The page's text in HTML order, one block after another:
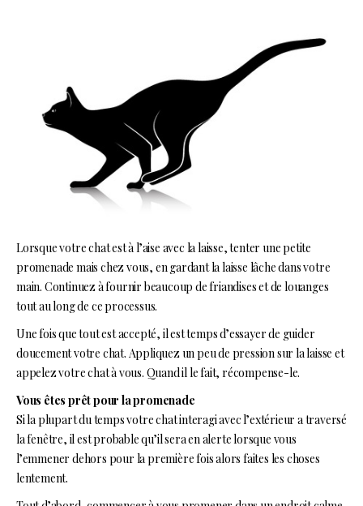
Lorsque votre chat est à l’aise avec la laisse, tenter une petite
promenade mais chez vous, en gardant la laisse lâche dans votre
main. Continuez à fournir beaucoup de friandises et de louanges
tout au long de ce processus.
Une fois que tout est accepté, il est temps d’essayer de guider
doucement votre chat. Appliquez un peu de pression sur la laisse et
appelez votre chat à vous. Quand il le fait, récompense-le.
Vous êtes prêt pour la promenade
Si la plupart du temps votre chat interagi avec l’extérieur a traversé
la fenêtre, il est probable qu’il sera en alerte lorsque vous
l’emmener dehors pour la première fois alors faites les choses
lentement.